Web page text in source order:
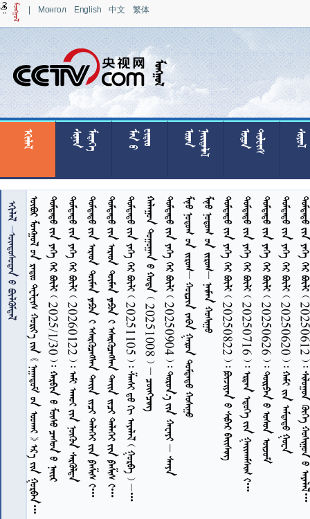
| Монгол English 中文 繁体
 








  







  









  







  














                
7
      2025/1/30              20260122                   
7
            
7
      20251105          
7
     20251008         20250904                          20250822            20250716       
7
      20250626            20250620           